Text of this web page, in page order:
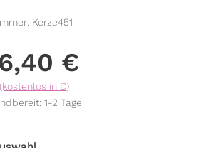
Kerze451
6,40 €
in D)
1-2 Tage